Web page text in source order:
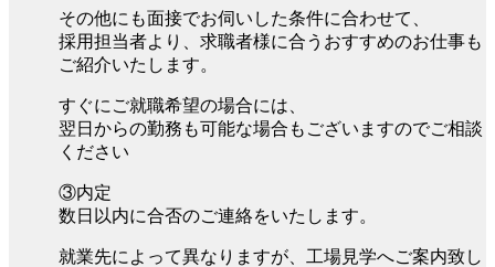
その他にも面接でお伺いした条件に合わせて、
採用担当者より、求職者様に合うおすすめのお仕事も
ご紹介いたします。
すぐにご就職希望の場合には、
翌日からの勤務も可能な場合もございますのでご相談
ください
③内定
数日以内に合否のご連絡をいたします。
就業先によって異なりますが、工場見学へご案内致し